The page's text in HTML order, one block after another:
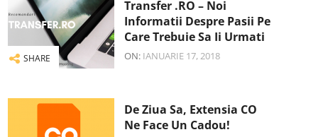
SHARE
Transfer .RO – Noi
Informatii Despre Pasii Pe
Care Trebuie Sa Ii Urmati
ON: IANUARIE 17, 2018
De Ziua Sa, Extensia CO
Ne Face Un Cadou!